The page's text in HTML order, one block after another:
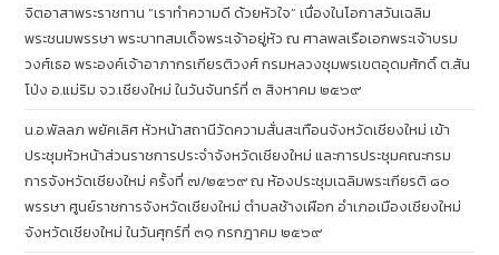
จิตอาสาพระราชทาน “เราทำความดี ด้วยหัวใจ” เนื่องในโอกาสวันเฉลิม
พระชนมพรรษา พระบาทสมเด็จพระเจ้าอยู่หัว ณ ศาลพลเรือเอกพระเจ้าบรม
วงศ์เธอ พระองค์เจ้าอาภากรเกียรติวงศ์ กรมหลวงชุมพรเขตอุดมศักดิ์ ต.สัน
โป่ง อ.แม่ริม จว.เชียงใหม่ ในวันจันทร์ที่ ๓ สิงหาคม ๒๕๖๙
น.อ.พัลลภ พยัคเลิศ หัวหน้าสถานีวัดความสั่นสะเทือนจังหวัดเชียงใหม่ เข้า
ประชุมหัวหน้าส่วนราชการประจำจังหวัดเชียงใหม่ และการประชุมคณะกรม
การจังหวัดเชียงใหม่ ครั้งที่ ๗/๒๕๖๙ ณ ห้องประชุมเฉลิมพระเกียรติ ๘๐
พรรษา ศูนย์ราชการจังหวัดเชียงใหม่ ตำบลช้างเผือก อำเภอเมืองเชียงใหม่
จังหวัดเชียงใหม่ ในวันศุกร์ที่ ๓๑ กรกฎาคม ๒๕๖๙